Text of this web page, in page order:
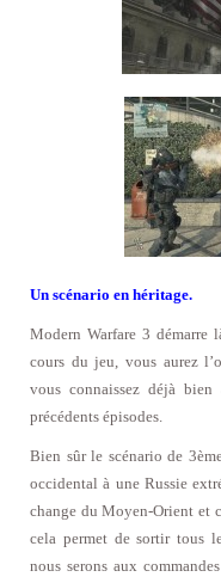
Un scénario en héritage.
Modern Warfare 3 démarre
cours du jeu, vous aurez
vous connaissez déjà
précédents épisodes.
Bien sûr le scénario de
occidental à une Russie
change du Moyen-Orient et
cela permet de sortir tous
nous serons aux